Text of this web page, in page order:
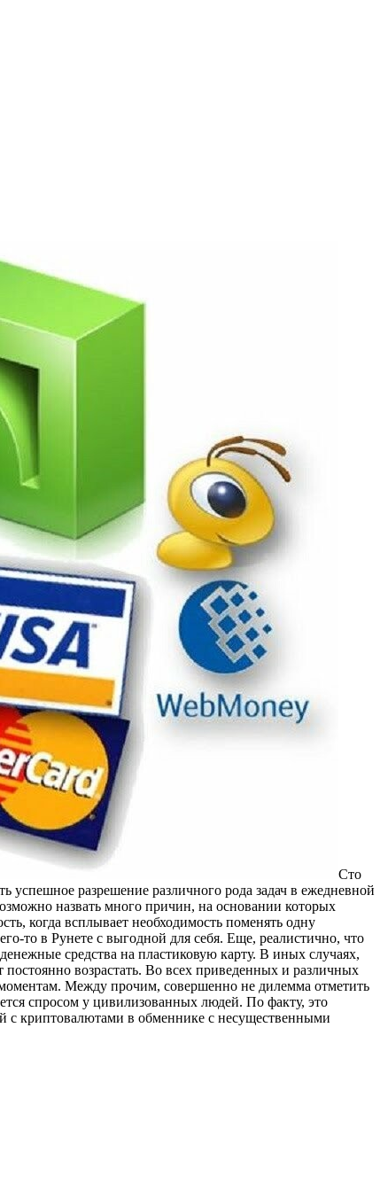
Стo
успешное разрешение различного рода задач в ежедневной
назвать много причин, на основании которых
когда всплывает необходимость поменять одну
то в Рунете с выгодной для себя. Еще, реалистично, что
средства на пластиковую карту. В иных случаях,
возрастать. Во всех приведенных и различных
Между прочим, совершенно не дилемма отметить
спросом у цивилизованных людей. По факту, это
с криптовалютами в обменнике с несущественными